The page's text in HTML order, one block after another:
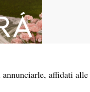
affidati